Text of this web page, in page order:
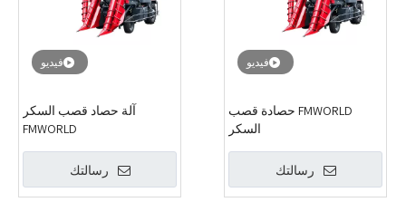
فيديو
آلة حصاد قصب السكر
FMWORLD
رسالتك
فيديو
FMWORLD حصادة قصب
السكر
رسالتك